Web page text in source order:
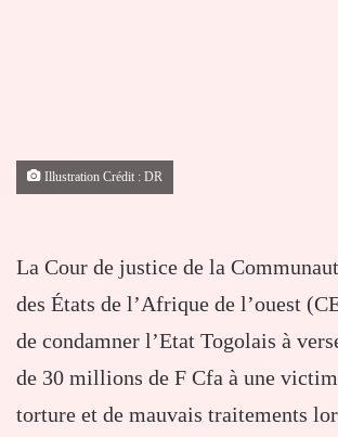
Illustration Crédit : DR
La Cour de justice de la
des États de l’Afrique de l’ouest
de condamner l’Etat Togolais à
de 30 millions de F Cfa à une
torture et de mauvais traitements